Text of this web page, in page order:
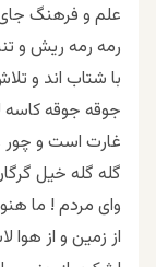
علم و فرهنگ
رمه رمه ریش و
با شتاب اند و
جوقه جوقه کاسه
غارت است و چور
گله گله خیل
وای مردم ! ما
از زمین و از هوا